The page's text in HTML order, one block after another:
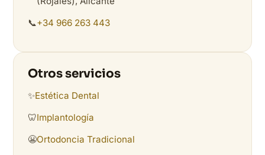
📞+34 966 263 443
Otros servicios
✨Estética Dental
🦷Implantología
😬Ortodoncia Tradicional